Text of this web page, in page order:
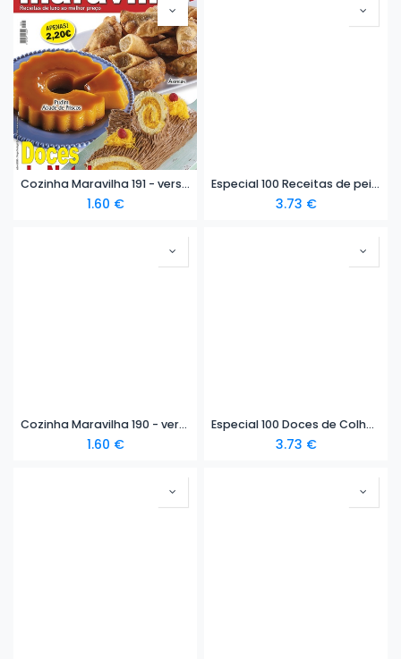
Cozinha Maravilha 191 - versão digital
1.60 €
Especial 100 Receitas de peixe - versão digital
3.73 €
Cozinha Maravilha 190 - versão digital
1.60 €
Especial 100 Doces de Colher - versão digital
3.73 €